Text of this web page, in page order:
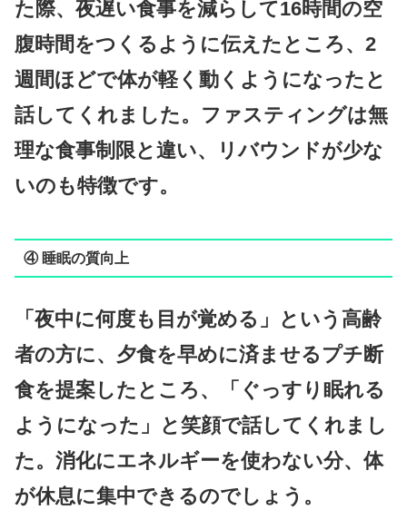
た際、夜遅い食事を減らして16時間の空
腹時間をつくるように伝えたところ、2
週間ほどで体が軽く動くようになったと
話してくれました。ファスティングは無
理な食事制限と違い、リバウンドが少な
いのも特徴です。
④ 睡眠の質向上
「夜中に何度も目が覚める」という高齢
者の方に、夕食を早めに済ませるプチ断
食を提案したところ、「ぐっすり眠れる
ようになった」と笑顔で話してくれまし
た。消化にエネルギーを使わない分、体
が休息に集中できるのでしょう。